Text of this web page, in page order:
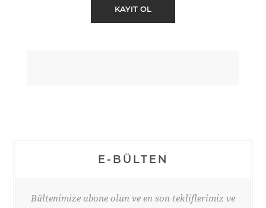
E-BÜLTEN
Bültenimize abone olun ve en son tekliflerimiz ve